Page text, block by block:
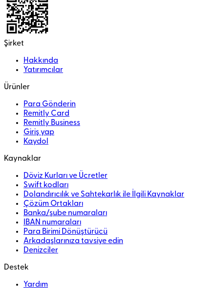
Şirket
Hakkında
Yatırımcılar
Ürünler
Para Gönderin
Remitly Card
Remitly Business
Giriş yap
Kaydol
Kaynaklar
Döviz Kurları ve Ücretler
Swift kodları
Dolandırıcılık ve Sahtekarlık ile İlgili Kaynaklar
Çözüm Ortakları
Banka/şube numaraları
IBAN numaraları
Para Birimi Dönüştürücü
Arkadaşlarınıza tavsiye edin
Denizciler
Destek
Yardım